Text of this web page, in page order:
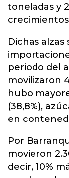
toneladas y
crecimientos
Dichas
periodo del
movilizaron
hubo
(38,8%),
en
Por
movieron
decir, 10%